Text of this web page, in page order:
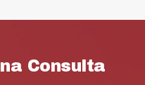
Consulta